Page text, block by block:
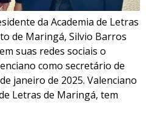
da Academia de Letras
de Maringá, Silvio Barros
suas redes sociais o
como secretário de
janeiro de 2025. Valenciano
Letras de Maringá, tem